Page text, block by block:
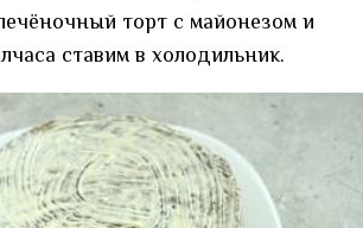
торт с майонезом и
ставим в холодильник.